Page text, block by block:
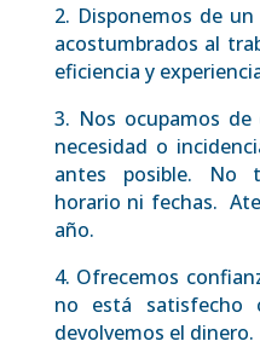
2. Disponemos de
acostumbrados al
eficiencia y
3. Nos ocupamos
necesidad o
antes posible. No
horario ni fechas.
año.
4. Ofrecemos
no está satisfecho
devolvemos el dinero.